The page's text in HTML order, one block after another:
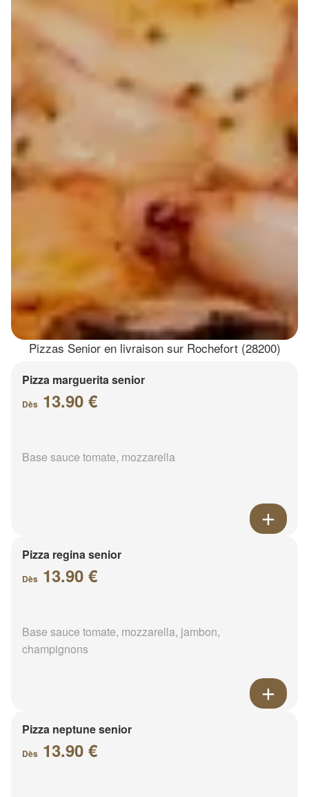
Pizzas Senior en livraison sur Rochefort (28200)
Pizza marguerita senior
Dès 13.90 €
Base sauce tomate, mozzarella
Pizza regina senior
Dès 13.90 €
Base sauce tomate, mozzarella, jambon,
champignons
Pizza neptune senior
Dès 13.90 €